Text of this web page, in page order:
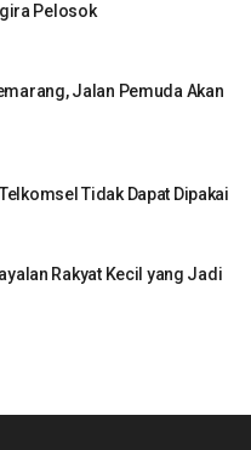
Pelosok
Jalan Pemuda Akan
Tidak Dapat Dipakai
Rakyat Kecil yang Jadi